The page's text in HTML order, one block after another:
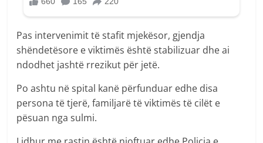
Pas intervenimit të stafit mjekësor, gjendja
shëndetësore e viktimës është stabilizuar dhe ai
ndodhet jashtë rrezikut për jetë.
Po ashtu në spital kanë përfunduar edhe disa
persona të tjerë, familjarë të viktimës të cilët e
pësuan nga sulmi.